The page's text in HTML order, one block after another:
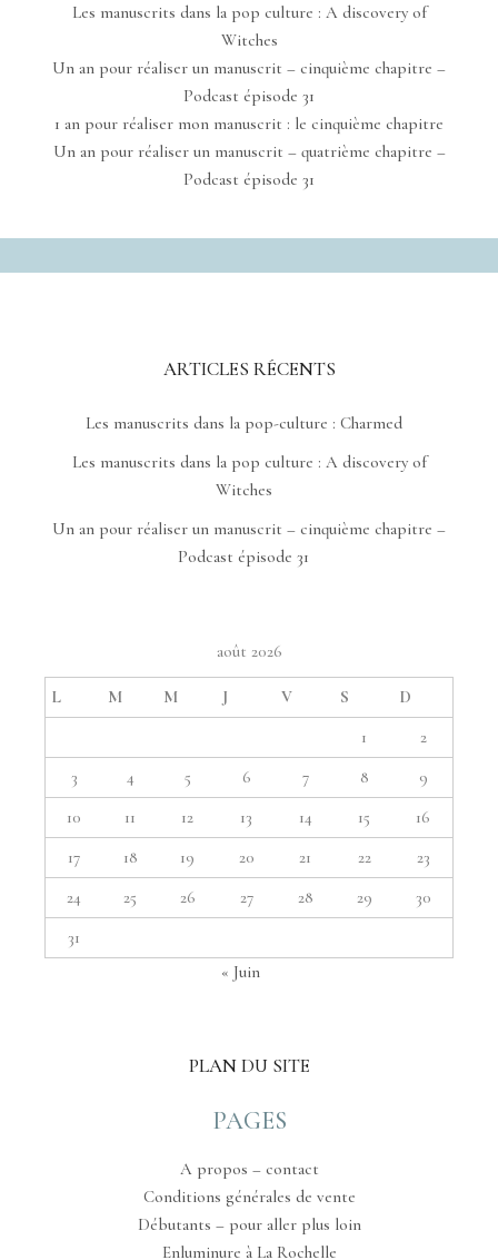
Les manuscrits dans la pop culture : A discovery of
Witches
Un an pour réaliser un manuscrit – cinquième chapitre –
Podcast épisode 31
1 an pour réaliser mon manuscrit : le cinquième chapitre
Un an pour réaliser un manuscrit – quatrième chapitre –
Podcast épisode 31
ARTICLES RÉCENTS
Les manuscrits dans la pop-culture : Charmed
Les manuscrits dans la pop culture : A discovery of
Witches
Un an pour réaliser un manuscrit – cinquième chapitre –
Podcast épisode 31
août 2026
L M M J V S
D
1
2
3
4 5 6 7 8
9
10
11 12 13 14 15
16
17
18 19 20 21 22
23
24
25 26 27 28 29
30
31
« Juin
PLAN DU SITE
PAGES
A propos – contact
Conditions générales de vente
Débutants – pour aller plus loin
Enluminure à La Rochelle